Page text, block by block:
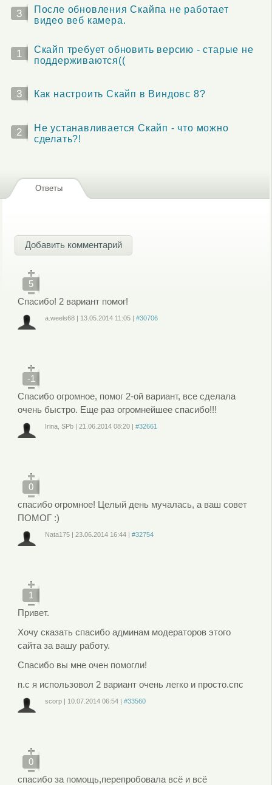
3
После обновления Скайпа не работает
видео веб камера.
1
Скайп требует обновить версию - старые не
поддерживаются((
3 Как настроить Скайп в Виндовс 8?
2
Не устанавливается Скайп - что можно
сделать?!
Ответы
Добавить комментарий
5
Спасибо! 2 вариант помог!
a.weels68 | 13.05.2014 11:05 |#30706
-1
Спасибо огромное, помог 2-ой вариант, все сделала
очень быстро. Еще раз огромнейшее спасибо!!!
Irina, SPb |21.06.2014 08:20 |#32661
0
спасибо огромное! Целый день мучалась, а ваш совет
ПОМОГ :)
Nata175 |23.06.2014 16:44 |#32754
1
Привет.
Хочу сказать спасибо админам модераторов этого
сайта за вашу работу.
Спасибо вы мне очен помогли!
п.с я использовол 2 вариант очень легко и просто.спс
scorp | 10.07.2014 06:54 |#33560
0
спасибо за помощь,перепробовала всё и всё